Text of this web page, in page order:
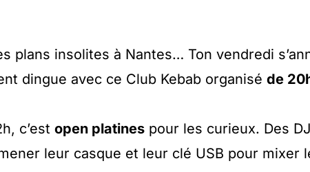
plans insolites à Nantes… Ton vendredi
dingue avec ce Club Kebab organisé de
c’est open platines pour les curieux. Des
leur casque et leur clé USB pour mixer